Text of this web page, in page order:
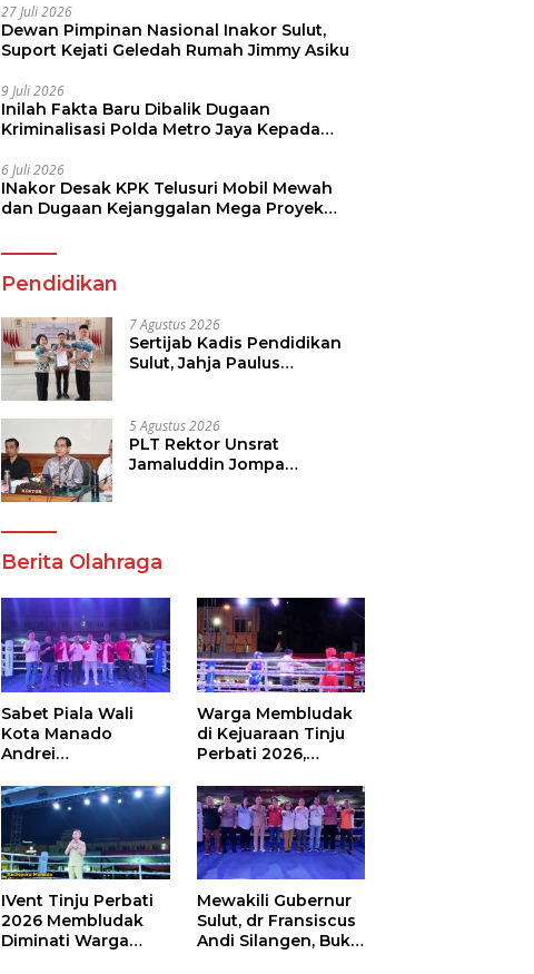
27 Juli 2026
Dewan Pimpinan Nasional Inakor Sulut,
Suport Kejati Geledah Rumah Jimmy Asiku
9 Juli 2026
Inilah Fakta Baru Dibalik Dugaan
Kriminalisasi Polda Metro Jaya Kepada
6 Juli 2026
INakor Desak KPK Telusuri Mobil Mewah
dan Dugaan Kejanggalan Mega Proyek
Pendidikan
7 Agustus 2026
Sertijab Kadis Pendidikan
Sulut, Jahja Paulus
Pendidikan
5 Agustus 2026
PLT Rektor Unsrat
Jamaluddin Jompa
Berita Olahraga
Sabet Piala Wali
Kota Manado
Andrei
Boxing Camp Juara
Umum Tinju Perbati
2026
Warga Membludak
di Kejuaraan Tinju
Perbati 2026,
Piala Wali Kota
IVent Tinju Perbati
2026 Membludak
Diminati Warga
Mewakili Gubernur
Sulut, dr Fransiscus
Andi Silangen, Buka